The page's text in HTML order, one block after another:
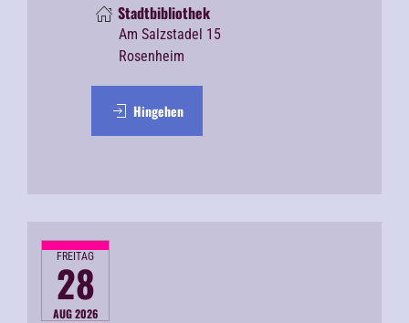
Stadtbibliothek
Am Salzstadel 15
Rosenheim
Hingehen
FREITAG
28
AUG 2026